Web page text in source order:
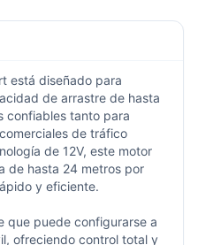
está diseñado para
de arrastre de hasta
confiables tanto para
de tráfico
de 12V, este motor
de hasta 24 metros por
y eficiente.
que puede configurarse a
ofreciendo control total y